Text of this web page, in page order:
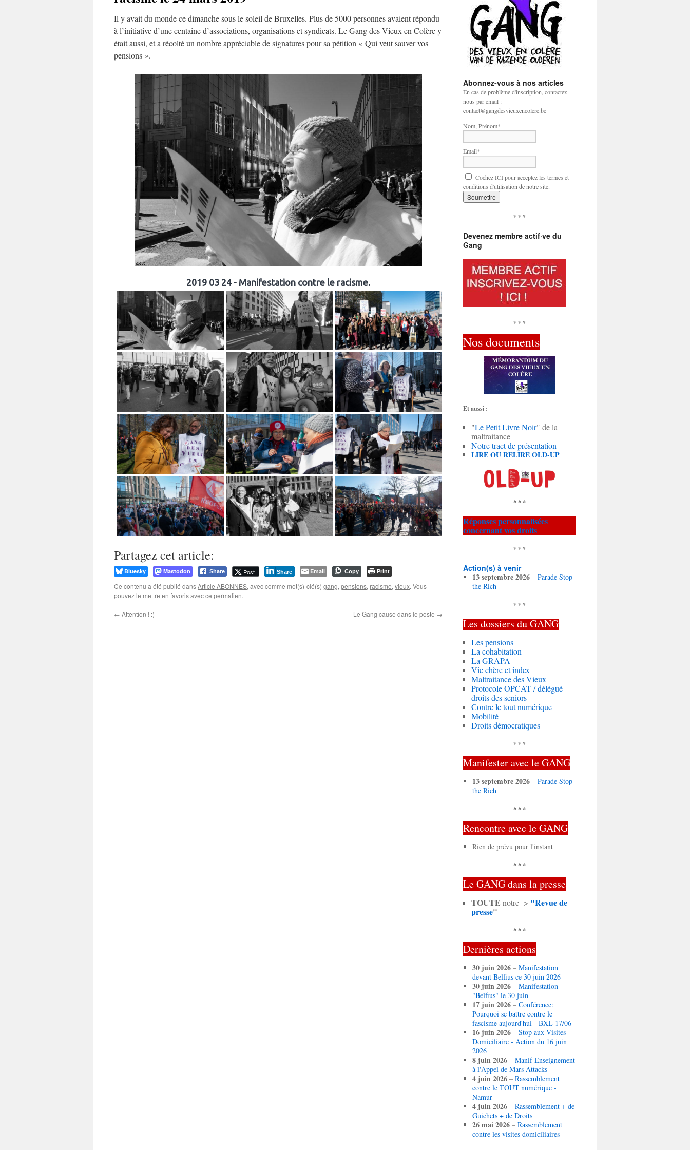
Il y avait du monde ce dimanche sous le soleil de Bruxelles. Plus de 5000 personnes avaient répondu
à l’initiative d’une centaine d’associations, organisations et syndicats. Le Gang des Vieux en Colère y
était aussi, et a récolté un nombre appréciable de signatures pour sa pétition « Qui veut sauver vos
pensions ».
2019 03 24 - Manifestation contre le racisme.
Partagez cet article:
Bluesky Mastodon Share Post Share Email Copy Print
Ce contenu a été publié dansArticle ABONNES, avec comme mot(s)-clé(s) gang, pensions, racisme, vieux. Vous
pouvez le mettre en favoris avecce permalien.
← Attention ! :) Le Gang cause dans le poste →
Abonnez-vous à nos articles
En cas de problème d'inscription, contactez
nous par email :
contact@gangdesvieuxencolere.be
Nom, Prénom*
Email*
Cochez ICI pour acceptez les termes et
conditions d'utilisation de notre site.
* * *
Devenez membre actif·ve du
Gang
* * *
Nos documents
Et aussi :
"Le Petit Livre Noir" de la
maltraitance
Notre tract de présentation
LIRE OU RELIRE OLD-UP
* * *
Réponses personnalisées
concernant vos droits
* * *
Action(s) à venir
13 septembre 2026 –Parade Stop
the Rich
* * *
Les dossiers duGANG
Les pensions
La cohabitation
La GRAPA
Vie chère et index
Maltraitance des Vieux
Protocole OPCAT / délégué
droits des seniors
Contre le tout numérique
Mobilité
Droits démocratiques
* * *
Manifester avec le GANG
13 septembre 2026 –Parade Stop
the Rich
* * *
Rencontre avec le GANG
Rien de prévu pour l'instant
* * *
Le GANG dans la presse
TOUTE notre -> "Revue de
presse"
* * *
Dernières actions
30 juin 2026 –Manifestation
devant Belfius ce 30 juin 2026
30 juin 2026 –Manifestation
"Belfius" le 30 juin
17 juin 2026 –Conférence:
Pourquoi se battre contre le
fascisme aujourd'hui - BXL 17/06
16 juin 2026 –Stop aux Visites
Domiciliaire - Action du 16 juin
2026
8 juin 2026 –Manif Enseignement
à l'Appel de Mars Attacks
4 juin 2026 –Rassemblement
contre le TOUT numérique -
Namur
4 juin 2026 –Rassemblement + de
Guichets + de Droits
26 mai 2026 –Rassemblement
contre les visites domiciliaires